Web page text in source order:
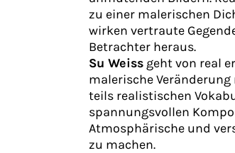
zu einer malerischen
wirken vertraute
Betrachter heraus.
Su Weiss geht von real
malerische
teils realistischen
spannungsvollen
Atmosphärische und
zu machen.